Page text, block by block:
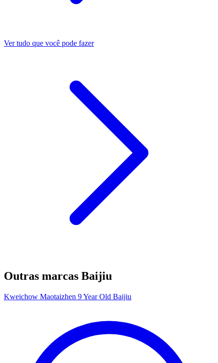
Ver tudo que você pode fazer
Outras marcas Baijiu
Kweichow Maotaizhen 9 Year Old Baijiu